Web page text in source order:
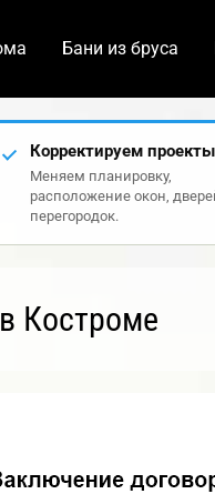
Бани из бруса
Корректируем проекты
Меняем планировку,
расположение окон,
перегородок.
Костроме